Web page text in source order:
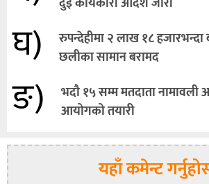
घ)
रुपन्देहीमा २ लाख १८ हजारभन्दा
छलीका सामान बरामद
ङ)
भदौ १५ सम्म मतदाता नामावली
आयोगको तयारी
यहाँ कमेन्ट